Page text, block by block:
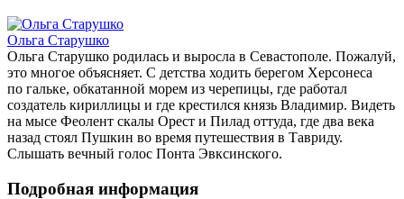
Ольга Старушко
Ольга Старушко родилась и выросла в Севастополе. Пожалуй,
это многое объясняет. С детства ходить берегом Херсонеса
по гальке, обкатанной морем из черепицы, где работал
создатель кириллицы и где крестился князь Владимир. Видеть
на мысе Феолент скалы Орест и Пилад оттуда, где два века
назад стоял Пушкин во время путешествия в Тавриду.
Слышать вечный голос Понта Эвксинского.
Подробная информация